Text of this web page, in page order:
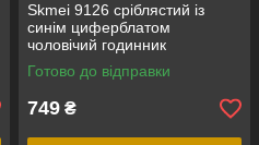
Skmei 9126 сріблястий із
синім циферблатом
чоловічий годинник
Готово до відправки
749 ₴